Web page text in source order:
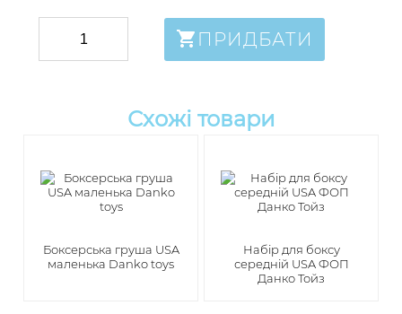
ПРИДБАТИ
Схожі товари
Боксерська груша USA
маленька Danko toys
Набір для боксу
середній USA ФОП
Данко Тойз